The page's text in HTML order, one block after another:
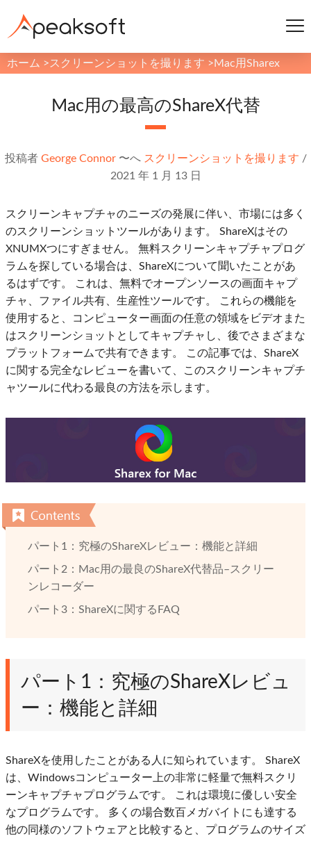
ホーム >スクリーンショットを撮ります > Mac用Sharex
Mac用の最高のShareX代替
投稿者 George Connor〜へ スクリーンショットを撮ります /
2021 年 1 月 13 日
スクリーンキャプチャのニーズの発展に伴い、市場には多く
のスクリーンショットツールがあります。 ShareXはその
XNUMXつにすぎません。 無料スクリーンキャプチャプログ
ラムを探している場合は、ShareXについて聞いたことがあ
るはずです。 これは、無料でオープンソースの画面キャプ
チャ、ファイル共有、生産性ツールです。 これらの機能を
使用すると、コンピューター画面の任意の領域をビデオまた
はスクリーンショットとしてキャプチャし、後でさまざまな
プラットフォームで共有できます。 この記事では、ShareX
に関する完全なレビューを書いて、このスクリーンキャプチ
ャツールに代わる最良の方法を示します。
パート1：究極のShareXレビュー：機能と詳細
パート2：Mac用の最良のShareX代替品–スクリー
ンレコーダー
パート3：ShareXに関するFAQ
パート1：究極のShareXレビュ
ー：機能と詳細
ShareXを使用したことがある人に知られています。 ShareX
は、Windowsコンピューター上の非常に軽量で無料スクリ
ーンキャプチャプログラムです。 これは環境に優しい安全
なプログラムです。 多くの場合数百メガバイトにも達する
他の同様のソフトウェアと比較すると、プログラムのサイズ